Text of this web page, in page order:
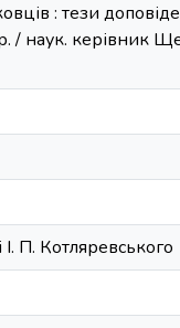
: тези
/ наук. керівник
П. Котляревського